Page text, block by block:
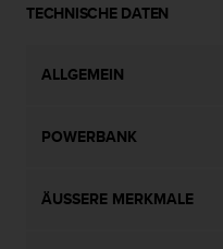
TECHNISCHE DATEN
ALLGEMEIN
POWERBANK
ÄUSSERE MERKMALE